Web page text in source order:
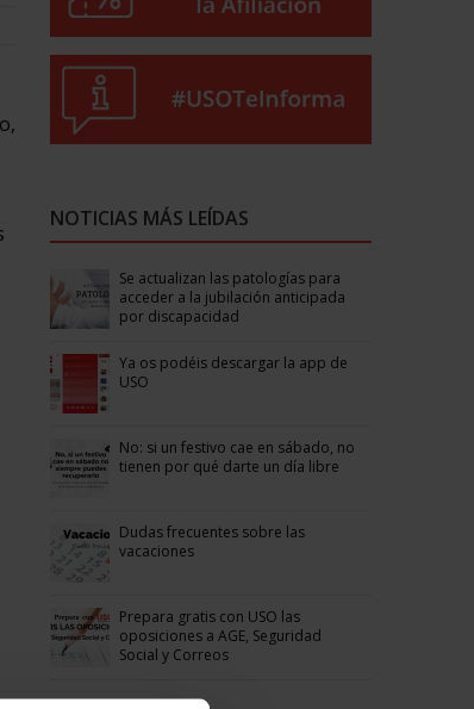
NOTICIAS MÁS LEÍDAS
Se actualizan las patologías para
acceder a la jubilación anticipada
por discapacidad
Ya os podéis descargar la app de
USO
No: si un festivo cae en sábado, no
tienen por qué darte un día libre
Dudas frecuentes sobre las
vacaciones
Prepara gratis con USO las
oposiciones a AGE, Seguridad
Social y Correos